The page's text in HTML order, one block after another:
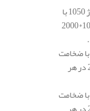
قیمت ورق آلومینیوم پارس در یزد با آلیاژ 1050 با
ضخامت 0.5 میل با حالت شیت و ابعاد 1000*2000
قیمت ورق آلومینیوم پارس با آلیاژ 1050 با ضخامت
0.6 میل با حالت شیت و ابعاد 1000*2000 در هر
قیمت ورق آلومینیوم پارس با آلیاژ 1050 با ضخامت